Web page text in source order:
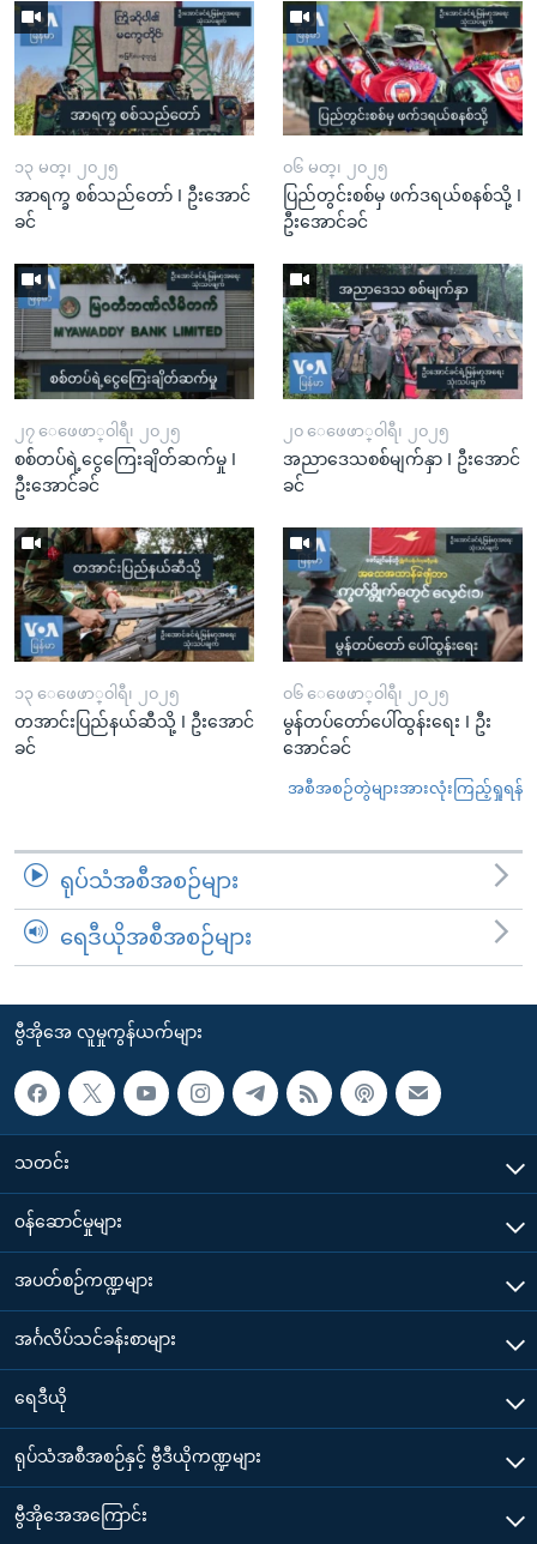
၁၃ မတ္၊ ၂၀၂၅
အာရက္ခ စစ်သည်တော် I ဦးအောင်
ခင်
၀၆ မတ္၊ ၂၀၂၅
ပြည်တွင်းစစ်မှ ဖက်ဒရယ်စနစ်သို့ I
ဦးအောင်ခင်
၂၇ ေဖေဖာ္၀ါရီ၊ ၂၀၂၅
စစ်တပ်ရဲ့ငွေကြေးချိတ်ဆက်မှု I
ဦးအောင်ခင်
၂၀ ေဖေဖာ္၀ါရီ၊ ၂၀၂၅
အညာဒေသစစ်မျက်နှာ I ဦးအောင်
ခင်
၁၃ ေဖေဖာ္၀ါရီ၊ ၂၀၂၅
တအာင်းပြည်နယ်ဆီသို့ I ဦးအောင်
ခင်
၀၆ ေဖေဖာ္၀ါရီ၊ ၂၀၂၅
မွန်တပ်တော်ပေါ်ထွန်းရေး I ဦး
အောင်ခင်
အစီအစဉ်တွဲများအားလုံးကြည့်ရှုရန်
ရုပ်သံအစီအစဉ်များ
ရေဒီယိုအစီအစဉ်များ
ဗွီအိုအေ လူမှုကွန်ယက်များ
သတင်း
၀န်ဆောင်မှုများ
အပတ်စဉ်ကဏ္ဍများ
အင်္ဂလိပ်သင်ခန်းစာများ
ရေဒီယို
ရုပ်သံအစီအစဉ်နှင့် ဗွီဒီယိုကဏ္ဍများ
ဗွီအိုအေအကြောင်း